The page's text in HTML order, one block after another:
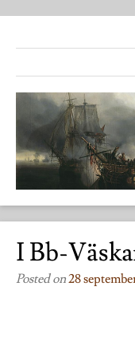
I Bb-
Posted on28